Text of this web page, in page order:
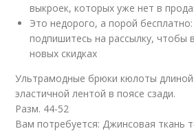
выкроек, которых уже нет в
Это недорого, а порой бесплатно:
подпишитесь на рассылку, чтобы
новых скидках
Ультрамодные брюки кюлоты
эластичной лентой в поясе сзади.
Разм. 44-52
Вам потребуется: Джинсовая ткань